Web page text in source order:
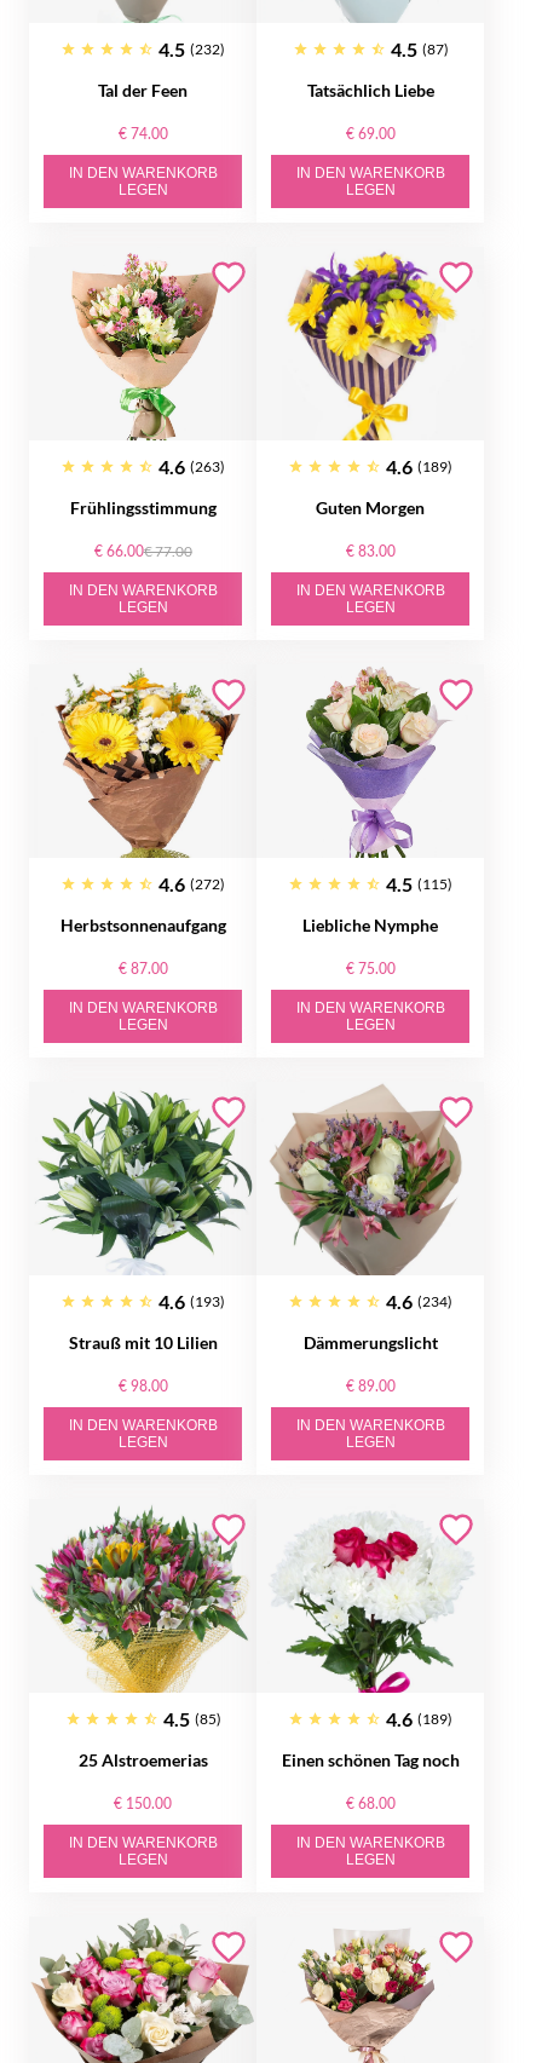
4.5 (232)
Tal der Feen
€ 74.00
IN DEN WARENKORB
LEGEN
4.5 (87)
Tatsächlich Liebe
€ 69.00
IN DEN WARENKORB
LEGEN
4.6 (263)
Frühlingsstimmung
€ 66.00€ 77.00
IN DEN WARENKORB
LEGEN
4.6 (189)
Guten Morgen
€ 83.00
IN DEN WARENKORB
LEGEN
4.6 (272)
Herbstsonnenaufgang
€ 87.00
IN DEN WARENKORB
LEGEN
4.5 (115)
Liebliche Nymphe
€ 75.00
IN DEN WARENKORB
LEGEN
4.6 (193)
Strauß mit 10 Lilien
€ 98.00
IN DEN WARENKORB
LEGEN
4.6 (234)
Dämmerungslicht
€ 89.00
IN DEN WARENKORB
LEGEN
4.5 (85)
25 Alstroemerias
€ 150.00
IN DEN WARENKORB
LEGEN
4.6 (189)
Einen schönen Tag noch
€ 68.00
IN DEN WARENKORB
LEGEN